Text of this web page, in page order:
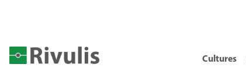
Cultures